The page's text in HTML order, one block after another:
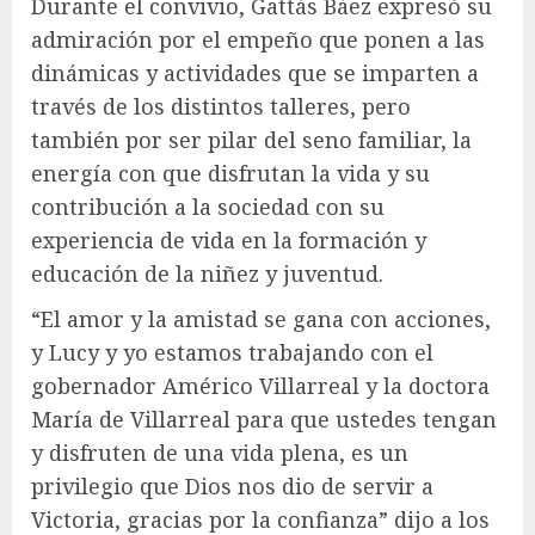
admiración por el empeño que ponen a las
dinámicas y actividades que se imparten a
través de los distintos talleres, pero
también por ser pilar del seno familiar, la
energía con que disfrutan la vida y su
contribución a la sociedad con su
experiencia de vida en la formación y
educación de la niñez y juventud.
“El amor y la amistad se gana con acciones,
y Lucy y yo estamos trabajando con el
gobernador Américo Villarreal y la doctora
María de Villarreal para que ustedes tengan
y disfruten de una vida plena, es un
privilegio que Dios nos dio de servir a
Victoria, gracias por la confianza” dijo a los